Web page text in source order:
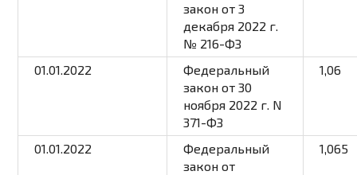
закон от 3
декабря 2022 г.
№ 216-ФЗ
01.01.2022
Федеральный
закон от 30
ноября 2022 г. N
371-ФЗ
1,06
01.01.2022
Федеральный
закон от
1,065